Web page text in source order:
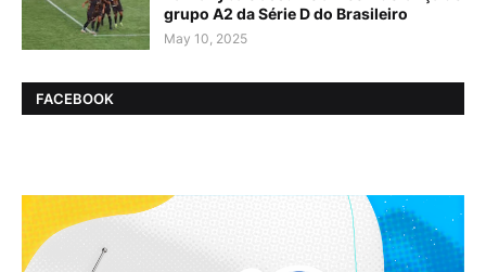
grupo A2 da Série D do Brasileiro
May 10, 2025
FACEBOOK